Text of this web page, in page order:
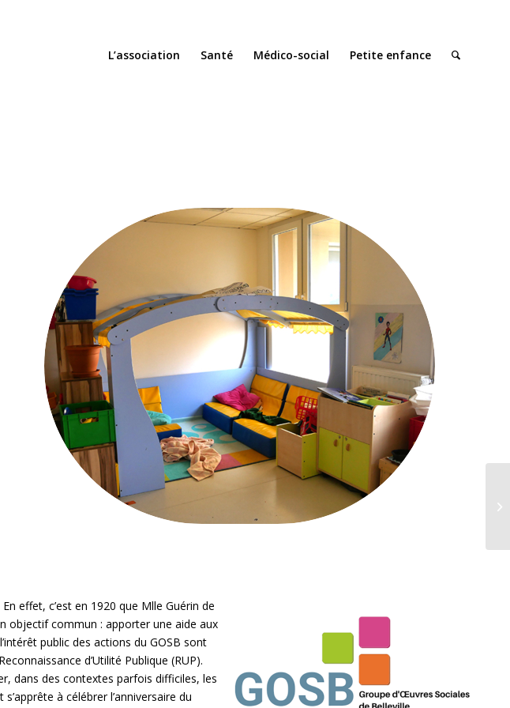
L’association Santé Médico-social Petite enfance
effet, c’est en 1920 que Mlle Guérin de
objectif commun : apporter une aide aux
public des actions du GOSB sont
d’Utilité Publique (RUP).
dans des contextes parfois difficiles, les
à célébrer l’anniversaire du